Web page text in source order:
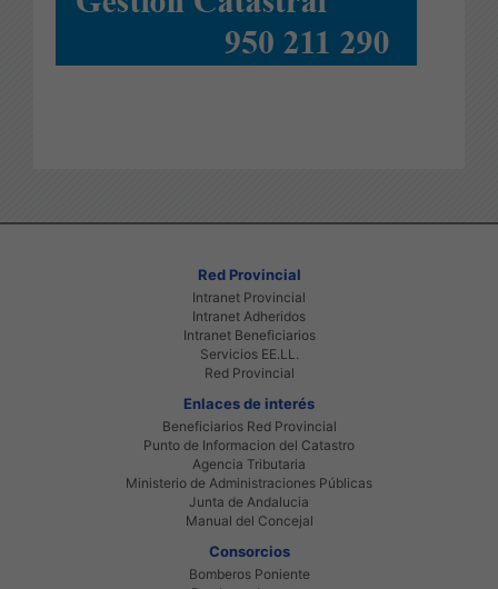
Red Provincial
Intranet Provincial
Intranet Adheridos
Intranet Beneficiarios
Servicios EE.LL.
Red Provincial
Enlaces de interés
Beneficiarios Red Provincial
Punto de Informacion del Catastro
Agencia Tributaria
Ministerio de Administraciones Públicas
Junta de Andalucia
Manual del Concejal
Consorcios
Bomberos Poniente